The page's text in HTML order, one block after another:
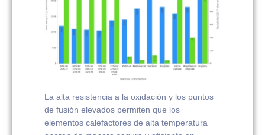
La alta resistencia a la oxidación y los puntos
de fusión elevados permiten que los
elementos calefactores de alta temperatura